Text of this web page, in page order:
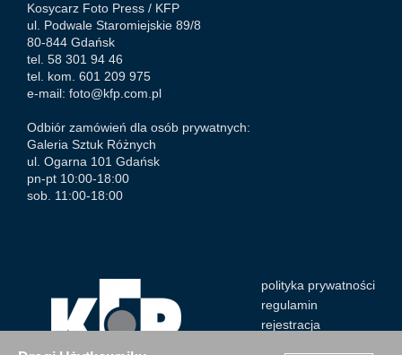
Kosycarz Foto Press / KFP
ul. Podwale Staromiejskie 89/8
80-844 Gdańsk
tel. 58 301 94 46
tel. kom. 601 209 975
e-mail: foto@kfp.com.pl
Odbiór zamówień dla osób prywatnych:
Galeria Sztuk Różnych
ul. Ogarna 101 Gdańsk
pn-pt 10:00-18:00
sob. 11:00-18:00
polityka prywatności
regulamin
rejestracja